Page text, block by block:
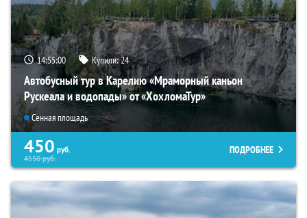
14:54:58 Купили:24
Автобусный тур в Карелию «Мраморный каньон
Рускеала и водопады» от «ХохломаТур»
Сенная площадь
450 руб.
4550руб.
ПОДРОБНЕЕ